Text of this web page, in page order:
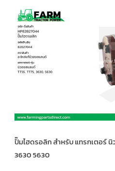
ปั๊มไฮดรอลิก สำหรับ แทรกเตอร์
3630 5630